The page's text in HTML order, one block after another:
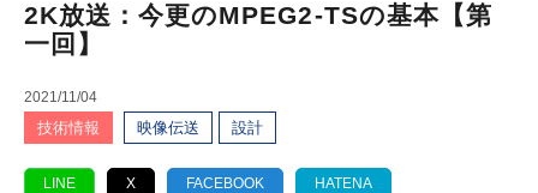
2K放送：今更のMPEG2-TSの基本【第
一回】
2021/11/04
技術情報 映像伝送 設計
LINE X FACEBOOK HATENA